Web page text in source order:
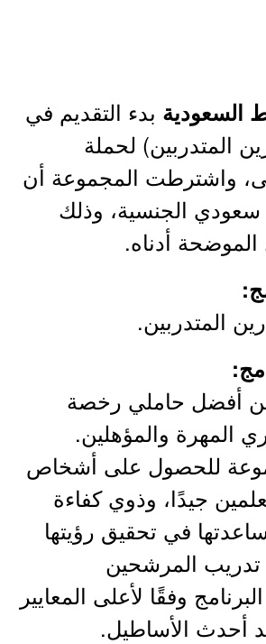
السعودية بدء التقديم في
المتدربين) لحملة
واشترطت المجموعة أن
سعودي الجنسية، وذلك
الموضحة أدناه.
المتدربين.
أفضل حاملي رخصة
المهرة والمؤهلين.
للحصول على أشخاص
جيدًا، وذوي كفاءة
في تحقيق رؤيتها
تدريب المرشحين
وفقًا لأعلى المعايير
أحدث الأساطيل.